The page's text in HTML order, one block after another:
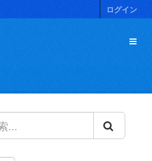
ログイン